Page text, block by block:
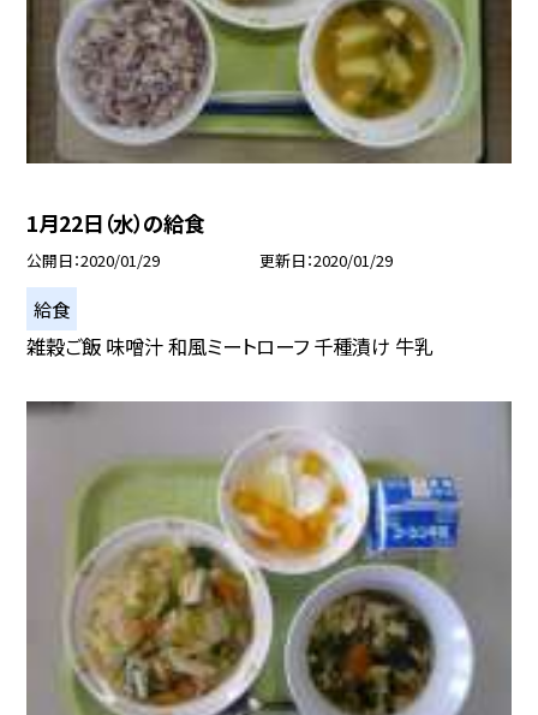
1月22日（水）の給食
公開日 2020/01/29 更新日 2020/01/29
給食
雑穀ご飯 味噌汁 和風ミートローフ 千種漬け 牛乳